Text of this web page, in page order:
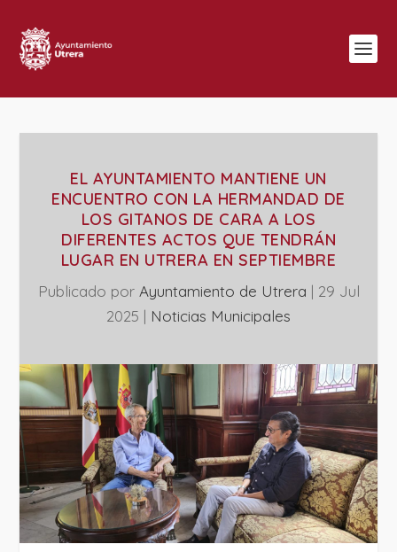
EL AYUNTAMIENTO MANTIENE UN
ENCUENTRO CON LA HERMANDAD DE
LOS GITANOS DE CARA A LOS
DIFERENTES ACTOS QUE TENDRÁN
LUGAR EN UTRERA EN SEPTIEMBRE
Publicado por Ayuntamiento de Utrera | 29 Jul
2025 | ‎Noticias Municipales